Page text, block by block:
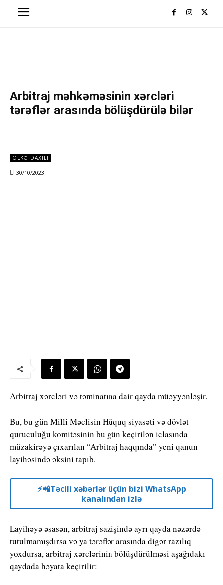
Arbitraj məhkəməsinin xərcləri
tərəflər arasında bölüşdürülə bilər
ÖLKƏ DAXILI
30/10/2023
Arbitraj xərcləri və təminatına dair qayda müəyyənləşir.
Bu, bu gün Milli Məclisin Hüquq siyasəti və dövlət
quruculuğu komitəsinin bu gün keçirilən iclasında
müzakirəyə çıxarılan “Arbitraj haqqında” yeni qanun
layihəsində əksini tapıb.
⚡️📲Təcili xəbərlər üçün bizi WhatsApp
kanalından izlə
Layihəyə əsasən, arbitraj sazişində ayrı qayda nəzərdə
tutulmamışdırsa və ya tərəflər arasında digər razılıq
yoxdursa, arbitraj xərclərinin bölüşdürülməsi aşağıdakı
qaydada həyata keçirilir: